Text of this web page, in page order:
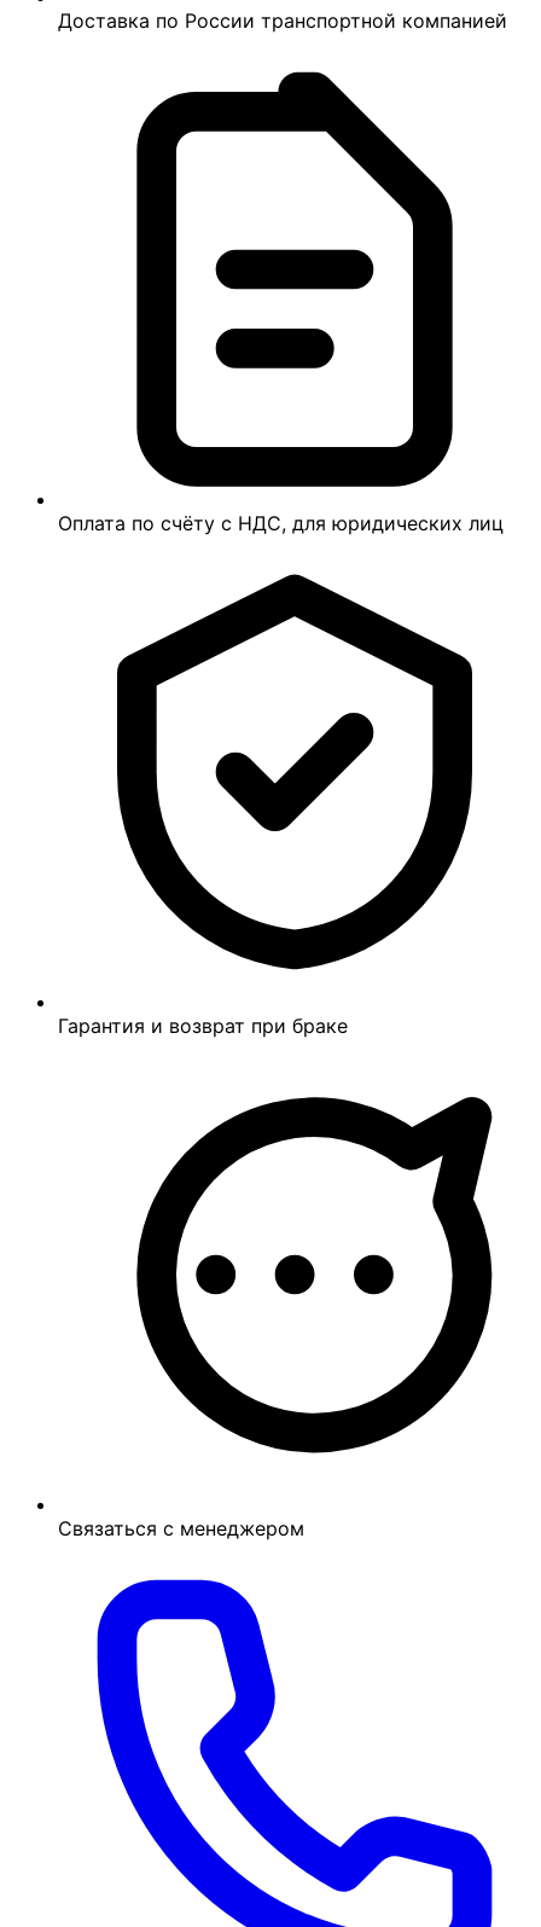
Доставка по России транспортной компанией
Оплата по счёту с НДС, для юридических лиц
Гарантия и возврат при браке
Связаться с менеджером